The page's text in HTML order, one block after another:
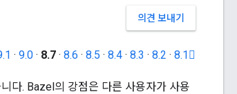
의견 보내기
· 9.0 · 8.7 · 8.6 · 8.5 · 8.4 · 8.3 · 8.2 · 8.1
다. Bazel의 강점은 다른 사용자가 사용